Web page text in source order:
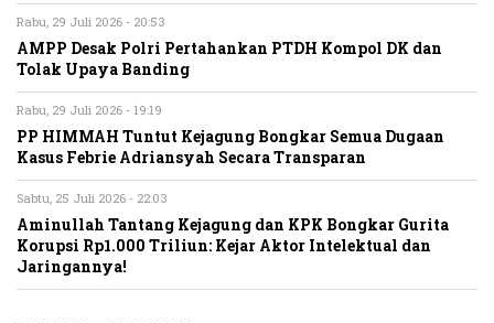
Rabu, 29 Juli 2026 - 20:53
AMPP Desak Polri Pertahankan PTDH Kompol DK dan
Tolak Upaya Banding
Rabu, 29 Juli 2026 - 19:19
PP HIMMAH Tuntut Kejagung Bongkar Semua Dugaan
Kasus Febrie Adriansyah Secara Transparan
Sabtu, 25 Juli 2026 - 22:03
Aminullah Tantang Kejagung dan KPK Bongkar Gurita
Korupsi Rp1.000 Triliun: Kejar Aktor Intelektual dan
Jaringannya!